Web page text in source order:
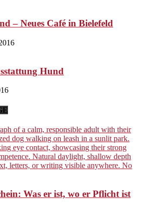
– Neues Café in Bielefeld
Hund
Was er ist, wo er Pflicht ist